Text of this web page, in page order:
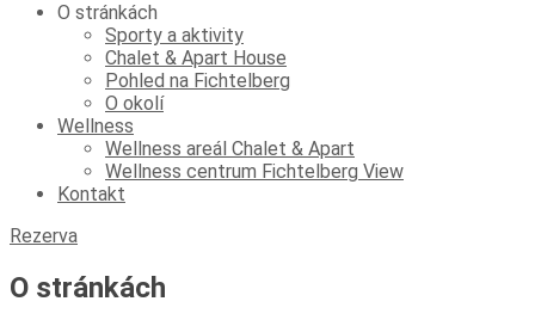
O stránkách
Sporty a aktivity
Chalet & Apart House
Pohled na Fichtelberg
O okolí
Wellness
Wellness areál Chalet & Apart
Wellness centrum Fichtelberg View
Kontakt
Rezerva
O stránkách